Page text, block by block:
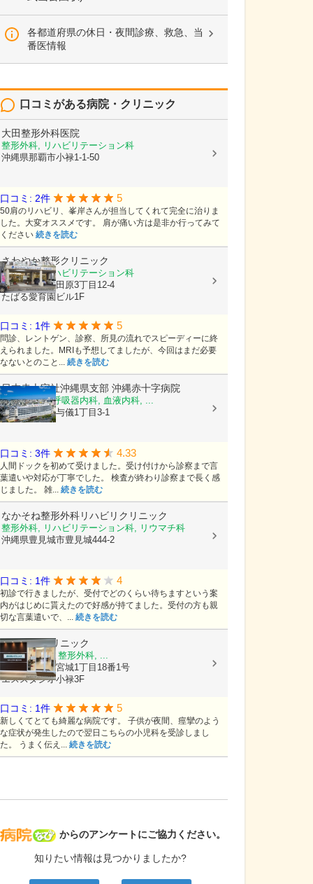
各都道府県の休日・夜間診療、救急、当
番医情報
病院なび
からのアンケートにご協力ください。
知りたい情報は見つかりましたか?
口コミがある病院・クリニック
大田整形外科医院
整形外科, リハビリテーション科
沖縄県那覇市小禄1-1-50
口コミ: 2件 5
50肩のリハビリ、峯岸さんが担当してくれて完全に治りま
した。大変オススメです。 肩が痛い方は是非か行ってみて
ください 続きを読む
さわやか整形クリニック
整形外科, リハビリテーション科
沖縄県那覇市田原3丁目12-4
たばる愛育園ビル1F
口コミ: 1件 5
問診、レントゲン、診察、所見の流れでスピーディーに終
えられました。MRIも予想してましたが、今回はまだ必要
なないとのこと... 続きを読む
日本赤十字社沖縄県支部 沖縄赤十字病院
循環器内科, 呼吸器内科, 血液内科, ...
沖縄県那覇市与儀1丁目3-1
口コミ: 3件 4.33
人間ドックを初めて受けました。受け付けから診察まで言
葉遣いや対応が丁寧でした。 検査が終わり診察まで長く感
じました。 雑... 続きを読む
なかそね整形外科リハビリクリニック
整形外科, リハビリテーション科, リウマチ科
沖縄県豊見城市豊見城444-2
口コミ: 1件 4
初診で行きましたが、受付でどのくらい待ちますという案
内がはじめに貰えたので好感が持てました。受付の方も親
切な言葉遣いで、... 続きを読む
かいせいクリニック
内科, 小児科, 整形外科, ...
沖縄県那覇市宮城1丁目18番1号
エススタジオ小禄3F
口コミ: 1件 5
新しくてとても綺麗な病院です。 子供が夜間、痙攣のよう
な症状が発生したので翌日こちらの小児科を受診しまし
た。 うまく伝え... 続きを読む